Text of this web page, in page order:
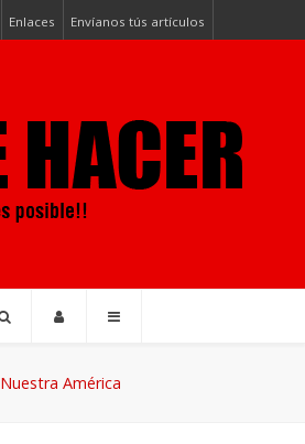
Enlaces Envíanos tús artículos
Nuestra América